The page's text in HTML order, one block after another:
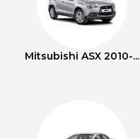
Mitsubishi ASX 2010-...